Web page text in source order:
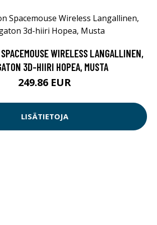
WIRELESS LANGALLINEN,
3D-HIIRI HOPEA, MUSTA
249.86 EUR
LISÄTIETOJA